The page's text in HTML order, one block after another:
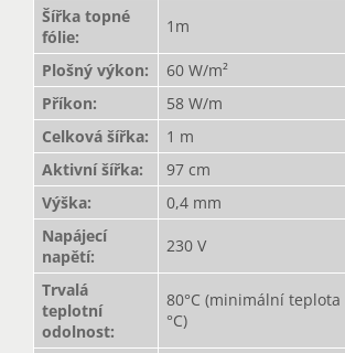
Šířka topné
fólie:
1m
Plošný výkon:
60 W/m²
Příkon:
58 W/m
Celková šířka:
1 m
Aktivní šířka:
97 cm
Výška:
0,4 mm
Napájecí
napětí:
230 V
Trvalá
teplotní
odolnost:
80°C (minimální
°C)